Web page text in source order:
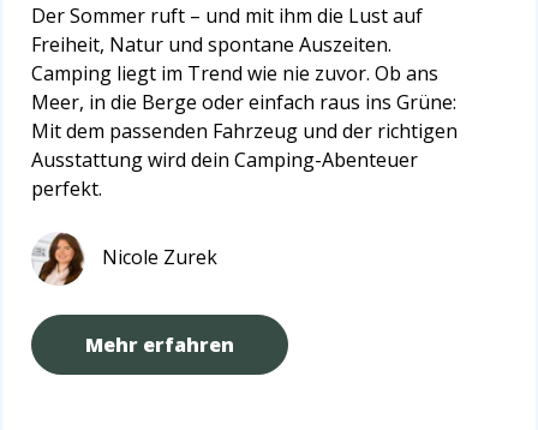
Der Sommer ruft – und mit ihm die Lust auf
Freiheit, Natur und spontane Auszeiten.
Camping liegt im Trend wie nie zuvor. Ob ans
Meer, in die Berge oder einfach raus ins Grüne:
Mit dem passenden Fahrzeug und der richtigen
Ausstattung wird dein Camping-Abenteuer
perfekt.
Nicole Zurek
Mehr erfahren